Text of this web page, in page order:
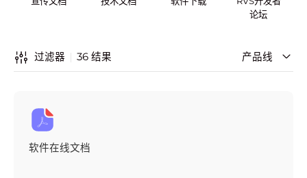
论坛
过滤器 36结果 产品线
软件在线文档